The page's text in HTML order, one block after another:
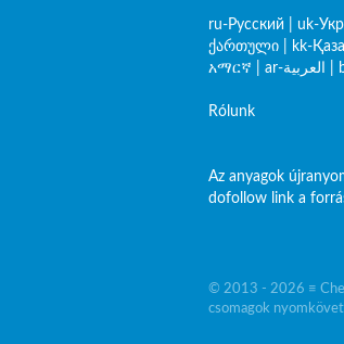
ru-Русский uk-
ქართული
kk-
አማርኛ
ar-العربية
Rólunk
Az anyagok
dofollow link a
© 2013 - 2026 ≡
csomagok